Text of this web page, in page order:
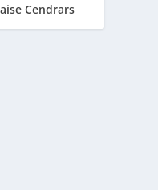
Cendrars